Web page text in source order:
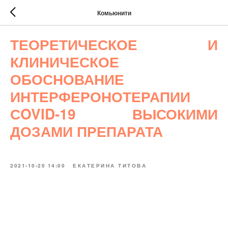
Комьюнити
ТЕОРЕТИЧЕСКОЕ И
КЛИНИЧЕСКОЕ
ОБОСНОВАНИЕ
ИНТЕРФЕРОНОТЕРАПИИ
СOVID-19 ВЫСОКИМИ
ДОЗАМИ ПРЕПАРАТА
2021-10-20 14:00 ЕКАТЕРИНА ТИТОВА